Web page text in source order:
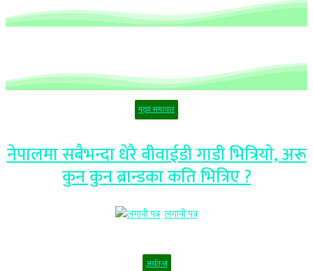
मूख्य समाचार
नेपालमा सबैभन्दा धेरै बीवाईडी गाडी भित्रियाे, अरू
कुन कुन ब्रान्डका कति भित्रिए ?
लगानी पत्र
अर्थतन्त्र